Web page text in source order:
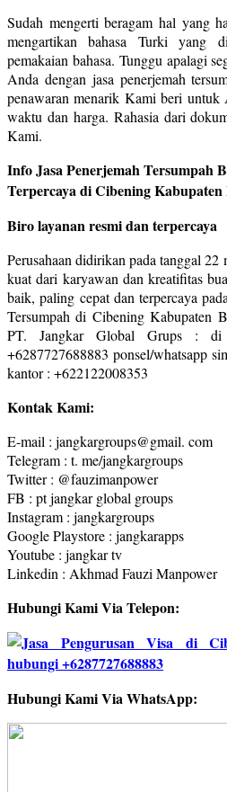
Sudah mengerti beragam hal yang
mengartikan bahasa Turki yang
pemakaian bahasa. Tunggu apalagi
Anda dengan jasa penerjemah
penawaran menarik Kami beri untuk
waktu dan harga. Rahasia dari
Kami.
Info Jasa Penerjemah Tersumpah
Terpercaya di Cibening Kabupaten
Biro layanan resmi dan terpercaya
Perusahaan didirikan pada tanggal
kuat dari karyawan dan kreatifitas
baik, paling cepat dan terpercaya
Tersumpah di Cibening Kabupaten
PT. Jangkar Global Grups :
+6287727688883 ponsel/whatsapp
kantor : +622122008353
Kontak Kami:
E-mail : jangkargroups@gmail. com
Telegram : t. me/jangkargroups
Twitter : @fauzimanpower
FB : pt jangkar global groups
Instagram : jangkargroups
Google Playstore : jangkarapps
Youtube : jangkar tv
Linkedin : Akhmad Fauzi Manpower
Hubungi Kami Via Telepon:
Hubungi Kami Via WhatsApp: